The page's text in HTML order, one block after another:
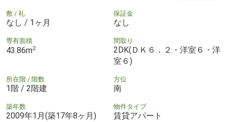
敷 / 礼
なし / 1ヶ月
保証金
なし
専有面積
43.86m2
間取り
2DK(ＤＫ６．２・洋室６・洋
室６)
所在階 / 階数
1階 / 2階建
方位
南
築年数
2009年1月(築17年8ヶ月)
物件タイプ
賃貸アパート